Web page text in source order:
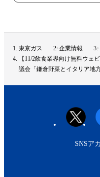
東京ガス 企業情報
【11/2飲食業界向け無料ウェ
議会「鎌倉野菜とイタリア地
SNSア